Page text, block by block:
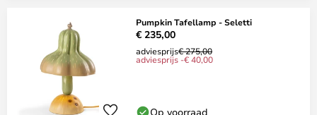
Pumpkin Tafellamp - Seletti
€ 235,00
adviesprijs€ 275,00
adviesprijs -€ 40,00
Op voorraad